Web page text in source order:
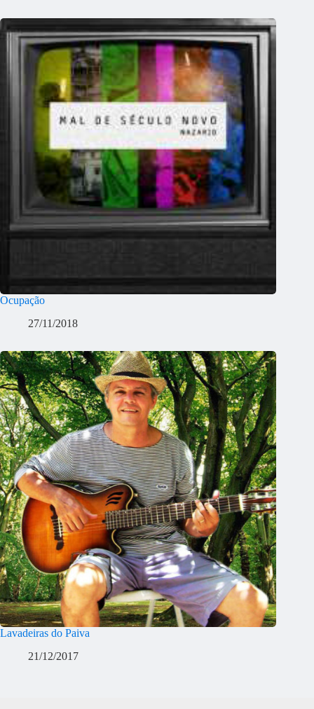
Ocupação
27/11/2018
Lavadeiras do Paiva
21/12/2017